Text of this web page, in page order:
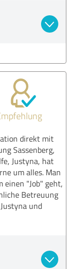
direkt mit
Sassenberg,
Justyna, hat
um alles. Man
einen "Job" geht,
Betreuung
und